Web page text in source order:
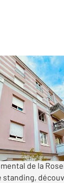
94
F3 à
€
à
de la
standing,